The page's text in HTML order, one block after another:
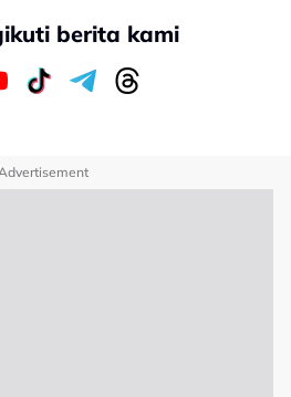
berita kami
Advertisement